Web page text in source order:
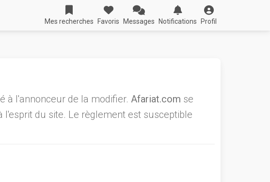
Mes recherches Favoris Messages Notifications Profil
à l'annonceur de la modifier. Afariat.com se
du site. Le règlement est susceptible